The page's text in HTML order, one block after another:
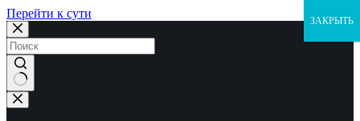
Перейти к сути
Ничего
не
ЗАКРЫТЬ